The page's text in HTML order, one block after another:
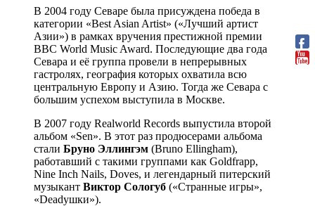
В 2004 году Севаре была присуждена победа в
категории «Best Asian Artist» («Лучший артист
Азии») в рамках вручения престижной премии
BBC World Music Award. Последующие два года
Севара и её группа провели в непрерывных
гастролях, география которых охватила всю
центральную Европу и Азию. Тогда же Севара с
большим успехом выступила в Москве.
В 2007 году Realworld Records выпустила второй
альбом «Sen». В этот раз продюсерами альбома
стали Бруно Эллингэм (Bruno Ellingham),
работавший с такими группами как Goldfrapp,
Nine Inch Nails, Doves, и легендарный питерский
музыкант Виктор Сологуб («Странные игры»,
«Deadушки»).